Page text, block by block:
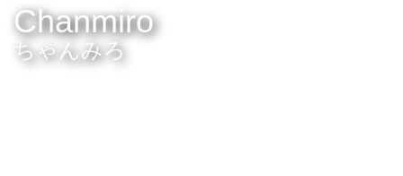
Chanmiro
ちゃんみろ